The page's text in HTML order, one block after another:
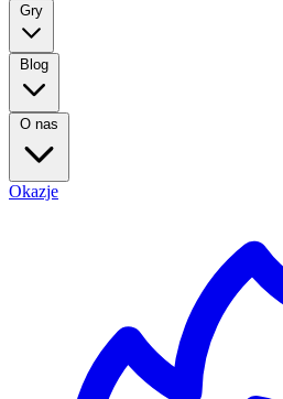
Gry
Blog
O nas
Okazje